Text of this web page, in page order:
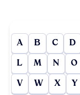
A B C D
L M N O
V W X Y